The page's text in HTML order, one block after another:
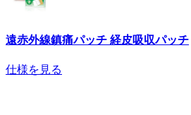
遠赤外線鎮痛パッチ 経皮吸収パッチ
仕様を見る